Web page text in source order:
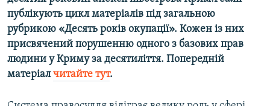
публікують цикл матеріалів під загальною
рубрикою «Десять років окупації». Кожен із них
присвячений порушенню одного з базових прав
людини у Криму за десятиліття. Попередній
матеріалчитайте тут.